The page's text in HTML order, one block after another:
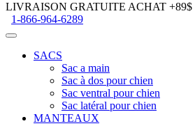
LIVRAISON GRATUITE ACHAT +89$
1-866-964-6289
SACS
Sac a main
Sac à dos pour chien
Sac ventral pour chien
Sac latéral pour chien
MANTEAUX